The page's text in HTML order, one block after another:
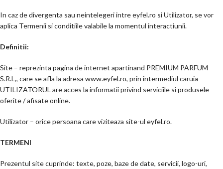
In caz de divergenta sau neintelegeri intre eyfel.ro si Utilizator, se vor
aplica Termenii si conditiile valabile la momentul interactiunii.
Definitii:
Site – reprezinta pagina de internet apartinand PREMIUM PARFUM
S.R.L,, care se afla la adresa www.eyfel.ro, prin intermediul caruia
UTILIZATORUL are acces la informatii privind serviciile si produsele
oferite / afisate online.
Utilizator – orice persoana care viziteaza site-ul eyfel.ro.
TERMENI
Prezentul site cuprinde: texte, poze, baze de date, servicii, logo-uri,